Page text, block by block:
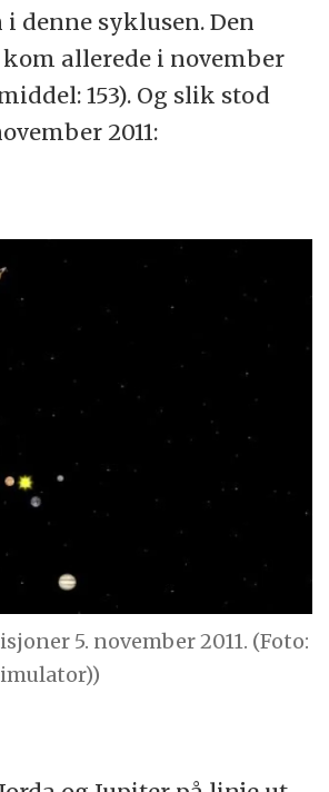
denne syklusen. Den
allerede i november
153). Og slik stod
2011:
5. november 2011. (Foto: